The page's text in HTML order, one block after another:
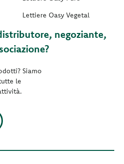
Lettiere Oasy Vegetal
negoziante,
Siamo
le